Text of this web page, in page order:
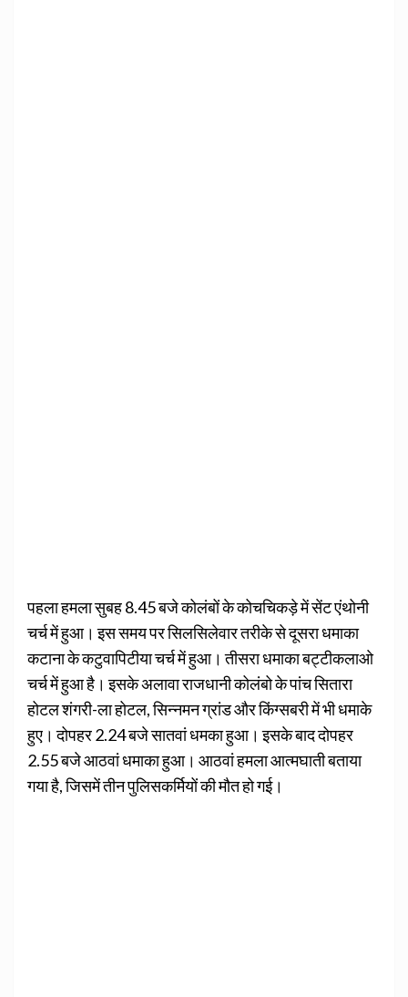
पहला हमला सुबह 8.45 बजे कोलंबों के कोचचिकड़े में सेंट एंथोनी
चर्च में हुआ। इस समय पर सिलसिलेवार तरीके से दूसरा धमाका
कटाना के कटुवापिटीया चर्च में हुआ। तीसरा धमाका बट्टीकलाओ
चर्च में हुआ है। इसके अलावा राजधानी कोलंबो के पांच सितारा
होटल शंगरी-ला होटल, सिन्नमन ग्रांड और किंग्सबरी में भी धमाके
हुए। दोपहर 2.24 बजे सातवां धमका हुआ। इसके बाद दोपहर
2.55 बजे आठवां धमाका हुआ। आठवां हमला आत्मघाती बताया
गया है, जिसमें तीन पुलिसकर्मियों की मौत हो गई।